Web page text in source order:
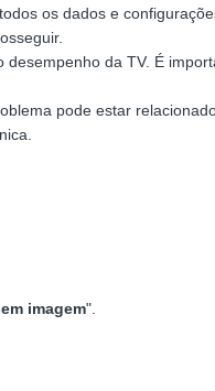
os dados e
da TV. É
pode estar
imagem".